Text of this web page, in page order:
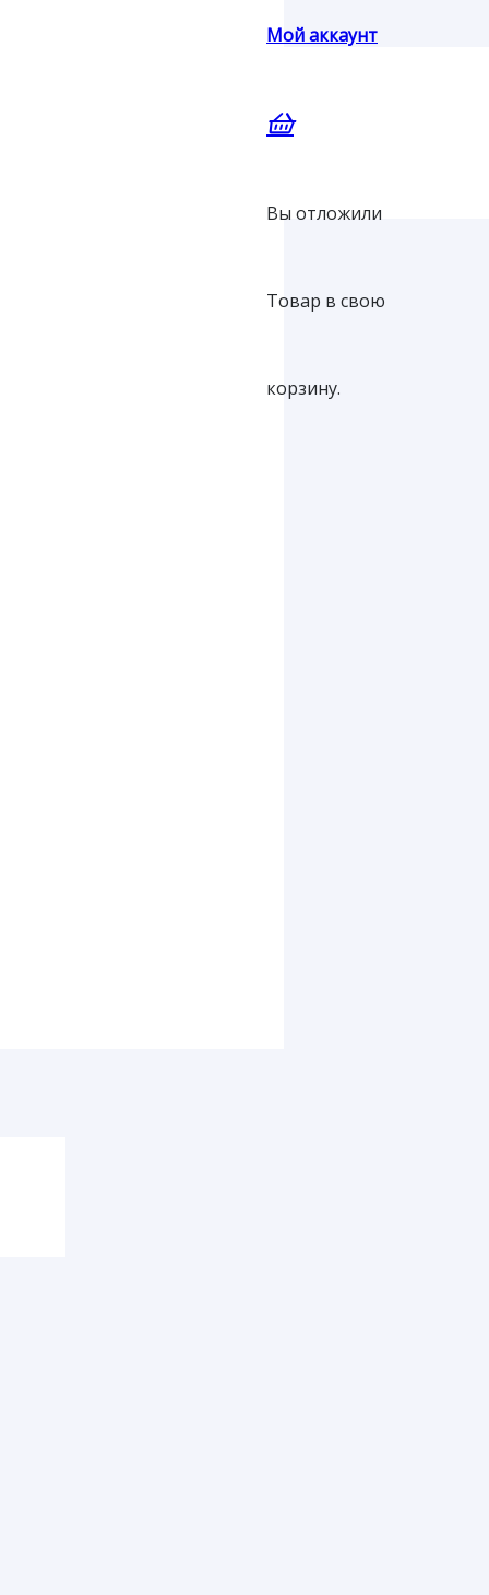
Мой аккаунт
Вы отложили
Товар в свою
корзину.